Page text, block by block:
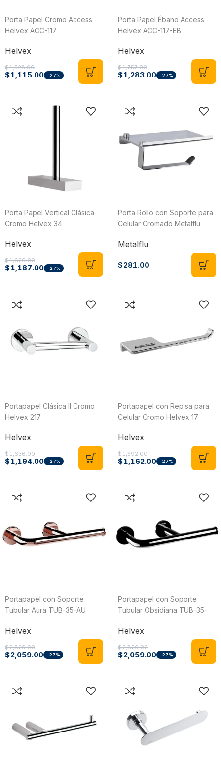
Porta Papel Cromo Access
Helvex ACC-117
Helvex
$1,528.00
$1,115.00 -27%
Porta Papel Ébano Access
Helvex ACC-117-EB
Helvex
$1,757.00
$1,283.00 -27%
Porta Papel Vertical Clásica
Cromo Helvex 34
Helvex
$1,626.00
$1,187.00 -27%
Porta Rollo con Soporte para
Celular Cromado Metalflu
Metalflu
$281.00
Portapapel Clásica II Cromo
Helvex 217
Helvex
$1,636.00
$1,194.00 -27%
Portapapel con Repisa para
Celular Cromo Helvex 17
Helvex
$1,592.00
$1,162.00 -27%
Portapapel con Soporte
Tubular Aura TUB-35-AU
Helvex
$2,820.00
$2,059.00 -27%
Portapapel con Soporte
Tubular Obsidiana TUB-35-
Helvex
$2,820.00
$2,059.00 -27%